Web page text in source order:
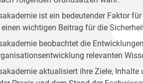
ist ein bedeutender Faktor
wichtigen Beitrag für die
beobachtet die
relevanten
aktualisiert ihre Ziele,